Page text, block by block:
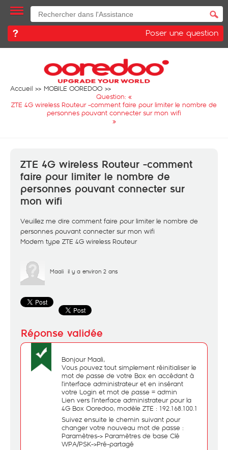
Poser une question
Accueil
MOBILE OOREDOO
Question: «
ZTE 4G wireless Routeur -comment faire pour limiter le nombre de
personnes pouvant connecter sur mon wifi
»
ZTE 4G wireless Routeur -comment
faire pour limiter le nombre de
personnes pouvant connecter sur
mon wifi
Veuillez me dire comment faire pour limiter le nombre de
personnes pouvant connecter sur mon wifi
Modem type ZTE 4G wireless Routeur
Maali il y a environ 2 ans
Bonjour Maali,
Vous pouvez tout simplement réinitialiser le
mot de passe de votre Box en accédant à
l’interface administrateur et en insérant
votre Login et mot de passe = admin
Lien vers l’interface administrateur pour la
4G Box Ooredoo, modèle ZTE : 192.168.100.1
Suivez ensuite le chemin suivant pour
changer votre nouveau mot de passe :
Paramètres-> Paramètres de base Clé
WPA/PSK->Pré-partagé